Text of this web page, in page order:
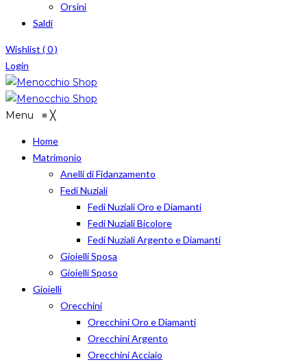
Orsini
Saldi
Wishlist (0)
Login
Menu ≡ ╳
Home
Matrimonio
Anelli di Fidanzamento
Fedi Nuziali
Fedi Nuziali Oro e Diamanti
Fedi Nuziali Bicolore
Fedi Nuziali Argento e Diamanti
Gioielli Sposa
Gioielli Sposo
Gioielli
Orecchini
Orecchini Oro e Diamanti
Orecchini Argento
Orecchini Acciaio